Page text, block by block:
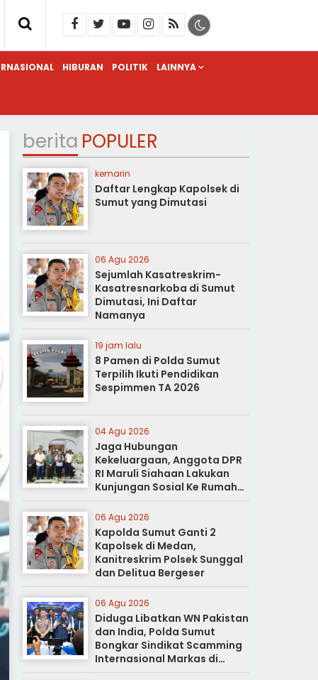
HIBURAN POLITIK LAINNYA
berita POPULER
kemarin
Daftar Lengkap Kapolsek di
Sumut yang Dimutasi
06 Agu 2026
Sejumlah Kasatreskrim-
Kasatresnarkoba di Sumut
Dimutasi, Ini Daftar
Namanya
19 jam lalu
8 Pamen di Polda Sumut
Terpilih Ikuti Pendidikan
Sespimmen TA 2026
04 Agu 2026
Jaga Hubungan
Kekeluargaan, Anggota DPR
RI Maruli Siahaan Lakukan
Kunjungan Sosial Ke Rumah
Duka
06 Agu 2026
Kapolda Sumut Ganti 2
Kapolsek di Medan,
Kanitreskrim Polsek Sunggal
dan Delitua Bergeser
06 Agu 2026
Diduga Libatkan WN Pakistan
dan India, Polda Sumut
Bongkar Sindikat Scamming
Internasional Markas di
Apartemen Podomoro